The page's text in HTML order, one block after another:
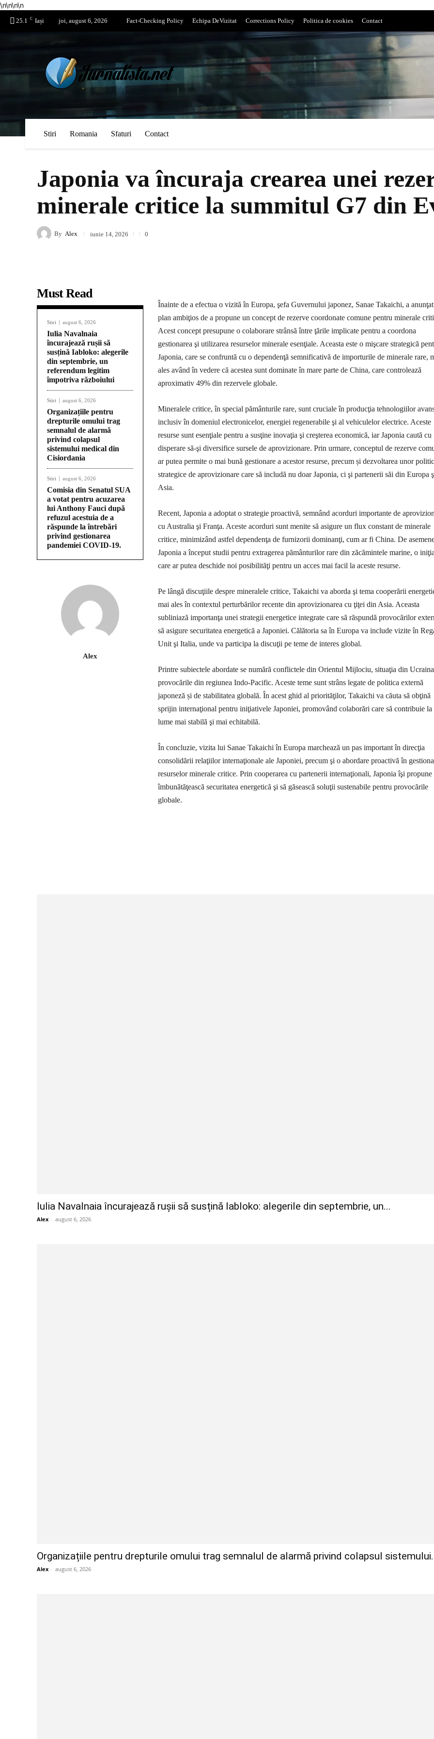
\n\n\n\n
25.1 C Iași joi, august 6, 2026 Fact-Checking Policy Echipa DeVizitat Corrections Policy Politica de cookies Contact
Stiri Romania Sfaturi Contact
Japonia va încuraja crearea unei
minerale critice la summitul G7 din
By Alex iunie 14, 2026 0
Must Read
Stiri august 6, 2026
Iulia Navalnaia
încurajează rușii să
susțină Iabloko: alegerile
din septembrie, un
referendum legitim
împotriva războiului
Stiri august 6, 2026
Organizațiile pentru
drepturile omului trag
semnalul de alarmă
privind colapsul
sistemului medical din
Cisiordania
Stiri august 6, 2026
Comisia din Senatul SUA
a votat pentru acuzarea
lui Anthony Fauci după
refuzul acestuia de a
răspunde la întrebări
privind gestionarea
pandemiei COVID-19.
Alex
Înainte de a efectua o vizită în Europa, şefa Guvernului japonez, Sanae Takaichi, a
plan ambiţios de a propune un concept de rezerve coordonate comune pentru minerale
Acest concept presupune o colaborare strânsă între ţările implicate pentru a coordona
gestionarea şi utilizarea resurselor minerale esenţiale. Aceasta este o mişcare strategică
Japonia, care se confruntă cu o dependenţă semnificativă de importurile de minerale rare,
ales având în vedere că acestea sunt dominate în mare parte de China, care controlează
aproximativ 49% din rezervele globale.
Mineralele critice, în special pământurile rare, sunt cruciale în producţia tehnologiilor
inclusiv în domeniul electronicelor, energiei regenerabile şi al vehiculelor electrice. Aceste
resurse sunt esenţiale pentru a susţine inovaţia şi creşterea economică, iar Japonia caută cu
disperare să-şi diversifice sursele de aprovizionare. Prin urmare, conceptul de rezerve
ar putea permite o mai bună gestionare a acestor resurse, precum și dezvoltarea unor
strategice de aprovizionare care să includă nu doar Japonia, ci şi partenerii săi din Europa
Asia.
Recent, Japonia a adoptat o strategie proactivă, semnând acorduri importante de
cu Australia şi Franţa. Aceste acorduri sunt menite să asigure un flux constant de minerale
critice, minimizând astfel dependenţa de furnizorii dominanţi, cum ar fi China. De
Japonia a început studii pentru extragerea pământurilor rare din zăcămintele marine, o
care ar putea deschide noi posibilităţi pentru un acces mai facil la aceste resurse.
Pe lângă discuţiile despre mineralele critice, Takaichi va aborda şi tema cooperării
mai ales în contextul perturbărilor recente din aprovizionarea cu ţiţei din Asia. Aceasta
subliniază importanţa unei strategii energetice integrate care să răspundă provocărilor
să asigure securitatea energetică a Japoniei. Călătoria sa în Europa va include vizite în
Unit şi Italia, unde va participa la discuţii pe teme de interes global.
Printre subiectele abordate se numără conflictele din Orientul Mijlociu, situaţia din
provocările din regiunea Indo-Pacific. Aceste teme sunt strâns legate de politica externă
japoneză și de stabilitatea globală. În acest ghid al priorităţilor, Takaichi va căuta să obţină
sprijin internaţional pentru iniţiativele Japoniei, promovând colaborări care să contribuie la
lume mai stabilă şi mai echitabilă.
În concluzie, vizita lui Sanae Takaichi în Europa marchează un pas important în direcţia
consolidării relaţiilor internaţionale ale Japoniei, precum şi o abordare proactivă în
resurselor minerale critice. Prin cooperarea cu partenerii internaţionali, Japonia îşi propune
îmbunătăţească securitatea energetică şi să găsească soluţii sustenabile pentru provocările
globale.
Iulia Navalnaia încurajează rușii să susțină Iabloko: alegerile din septembrie, un...
Alex - august 6, 2026
Organizațiile pentru drepturile omului trag semnalul de alarmă privind colapsul
Alex - august 6, 2026